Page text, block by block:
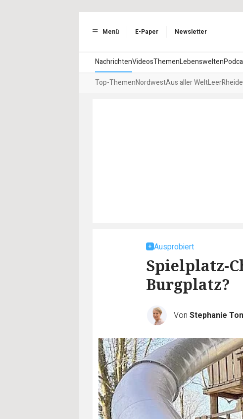
Menü E-Paper Newsletter
NachrichtenVideosThemenLebenswelten
Top-ThemenNordwestAus aller WeltLeer
Ausprobiert
Spielplatz-
Burgplatz?
Von Stephanie